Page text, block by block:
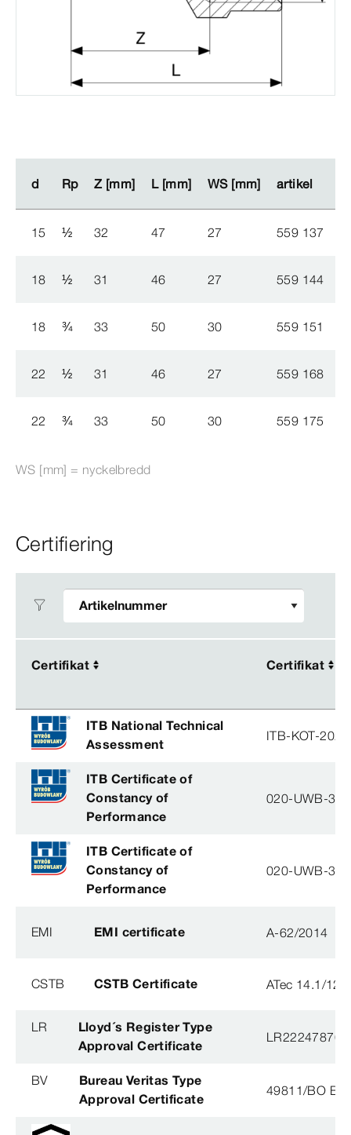
d Rp Z [mm] L [mm] WS [mm] artikel
d Rp Z [mm] L [mm] WS [mm] artikel
15 ½ 32 47 27 559 137
18 ½ 31 46 27 559 144
18 ¾ 33 50 30 559 151
22 ½ 31 46 27 559 168
22 ¾ 33 50 30 559 175
WS [mm] = nyckelbredd
Certifiering
Certifikat Certifikat
Certifikat Certifikat
ITB National Technical
Assessment
ITB-KOT-
ITB Certificate of
Constancy of
Performance
020-UWB-
ITB Certificate of
Constancy of
Performance
020-UWB-
EMI EMI certificate A-62/2014
CSTB CSTB Certificate ATec 14.1/12-
LR
Lloyd´s Register Type
Approval Certificate
BV
Bureau Veritas Type
Approval Certificate
49811/BO BV